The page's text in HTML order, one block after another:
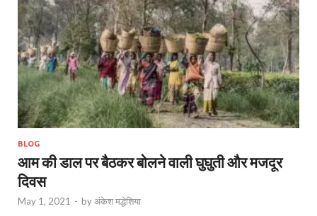
BLOG
आम की डाल पर बैठकर बोलने वाली घुघुती और मजदूर
दिवस
May 1, 2021 - byअंकेश मद्धेशिया